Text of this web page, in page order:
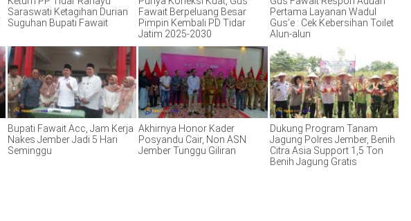
Saraswati Ketagihan Durian
Suguhan Bupati Fawait
Fawait Berpeluang Besar
Pimpin Kembali PD Tidar
Jatim 2025-2030
Pertama Layanan Wadul
Gus’e : Cek Kebersihan Toilet
Alun-alun
Bupati Fawait Acc, Jam Kerja
Nakes Jember Jadi 5 Hari
Seminggu
Akhirnya Honor Kader
Posyandu Cair, Non ASN
Jember Tunggu Giliran
Dukung Program Tanam
Jagung Polres Jember, Benih
Citra Asia Support 1,5 Ton
Benih Jagung Gratis